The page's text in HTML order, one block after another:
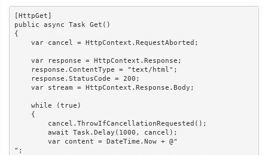
[HttpGet]
public async Task Get()
{
    var cancel = HttpContext.RequestAborted;
    var response = HttpContext.Response;
    response.ContentType = "text/html";
    response.StatusCode = 200;
    var stream = HttpContext.Response.Body;
    while (true)
    {
        cancel.ThrowIfCancellationRequested();
        await Task.Delay(1000, cancel);
        var content = DateTime.Now + @"
";